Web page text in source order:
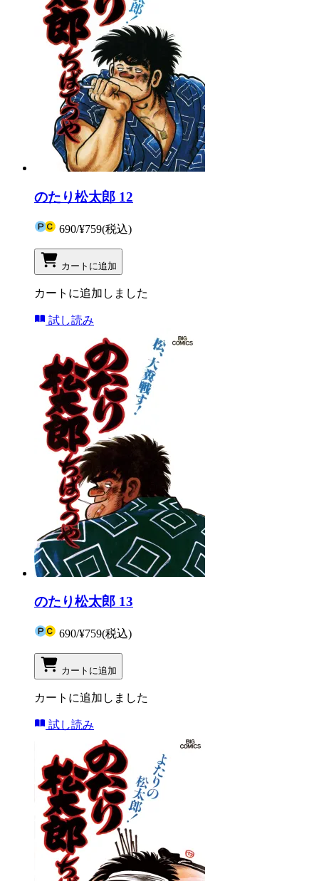
のたり松太郎 12
690/¥759(税込)
カートに追加
カートに追加しました
試し読み
のたり松太郎 13
690/¥759(税込)
カートに追加
カートに追加しました
試し読み